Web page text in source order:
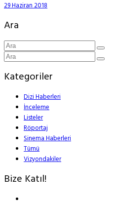
29 Haziran 2018
Ara
Kategoriler
Dizi Haberleri
İnceleme
Listeler
Röportaj
Sinema Haberleri
Tümü
Vizyondakiler
Bize Katıl!